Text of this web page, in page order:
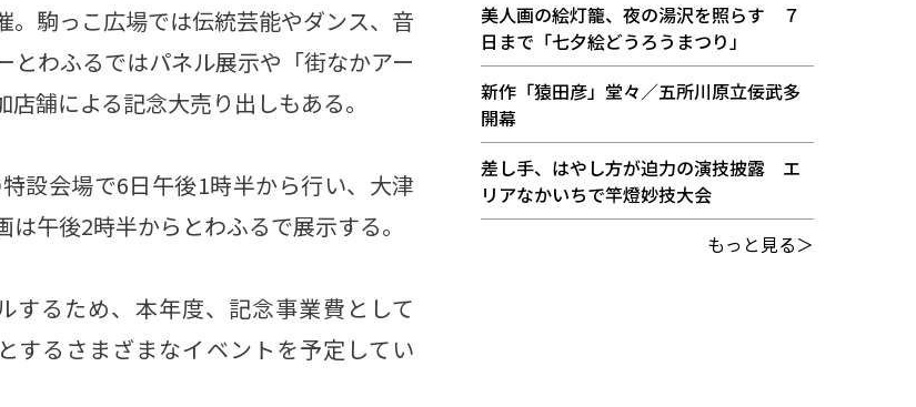
。駒っこ広場では伝統芸能やダンス、音
わふるではパネル展示や「街なかアー
舗による記念大売り出しもある。
設会場で6日午後1時半から行い、大津
午後2時半からとわふるで展示する。
るため、本年度、記念事業費として
するさまざまなイベントを予定してい
美人画の絵灯籠、夜の湯沢を照らす ７
日まで「七夕絵どうろうまつり」
新作「猿田彦」堂々／五所川原立佞武多
開幕
差し手、はやし方が迫力の演技披露 エ
リアなかいちで竿燈妙技大会
もっと見る＞